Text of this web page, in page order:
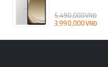
5,490,000VNĐ
3,990,000VNĐ